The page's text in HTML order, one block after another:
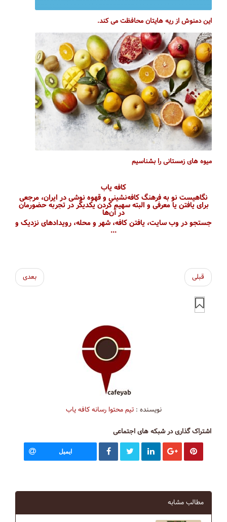
این دمنوش از ریه هایتان محافظت می کند.
میوه های زمستانی را بشناسیم
کافه یاب
نگاهیست نو به فرهنگ کافه‌نشینی و قهوه نوشی در ایران، مرجعی
برای یافتن یا معرفی و البته سهیم کردن یکدیگر در تجربه حضورمان
در آن‌ها
جستجو در وب سایت، یافتن کافه، شهر و محله، رویداد‌های نزدیک و
...
قبلی بعدی
نویسنده :تیم محتوا رسانه کافه یاب
اشتراک گذاری در شبکه های اجتماعی
ایمیل
مطالب مشابه